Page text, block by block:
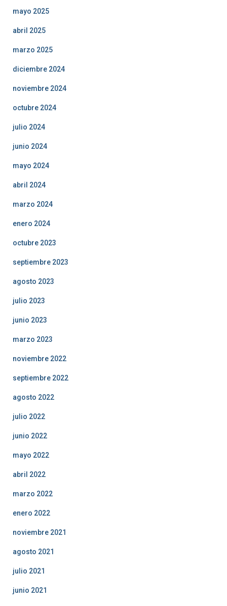
mayo 2025
abril 2025
marzo 2025
diciembre 2024
noviembre 2024
octubre 2024
julio 2024
junio 2024
mayo 2024
abril 2024
marzo 2024
enero 2024
octubre 2023
septiembre 2023
agosto 2023
julio 2023
junio 2023
marzo 2023
noviembre 2022
septiembre 2022
agosto 2022
julio 2022
junio 2022
mayo 2022
abril 2022
marzo 2022
enero 2022
noviembre 2021
agosto 2021
julio 2021
junio 2021